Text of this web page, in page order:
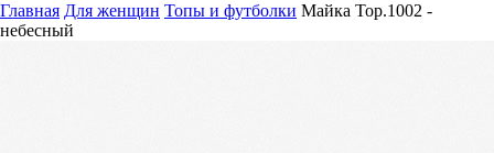
Главная Для женщин Топы и футболки Майка Top.1002 -
небесный